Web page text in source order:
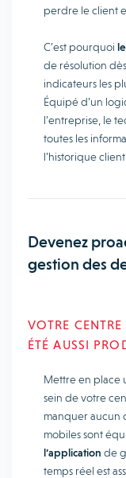
perdre le client
C’est pourquoi
de résolution
indicateurs les
Équipé d’un
l’entreprise, le
toutes les
l’historique client.
Devenez
gestion des
VOTRE
ÉTÉ AUSSI
Mettre en place
sein de votre
manquer aucun
mobiles sont
l’application de
temps réel est